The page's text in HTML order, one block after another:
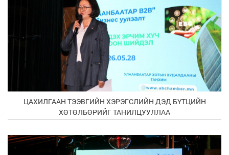
ЦАХИЛГААН ТЭЭВГИЙН ХЭРЭГСЛИЙН ДЭД БҮТЦИЙН
ХӨТӨЛБӨРИЙГ ТАНИЛЦУУЛЛАА